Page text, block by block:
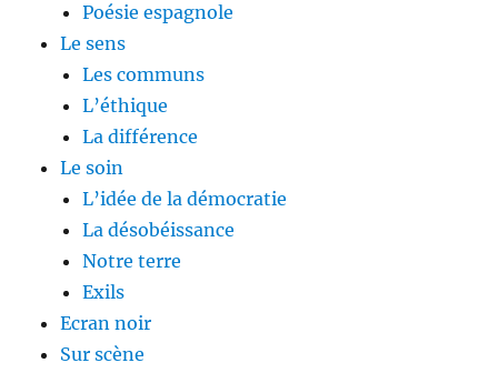
Poésie espagnole
Le sens
Les communs
L’éthique
La différence
Le soin
L’idée de la démocratie
La désobéissance
Notre terre
Exils
Ecran noir
Sur scène